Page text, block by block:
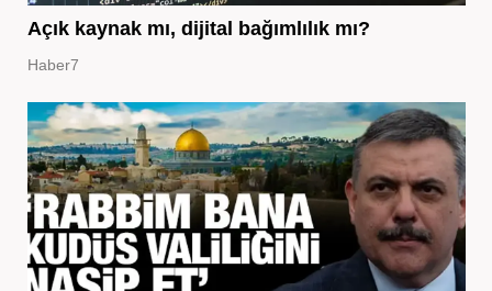
Açık kaynak mı, dijital bağımlılık mı?
Haber7